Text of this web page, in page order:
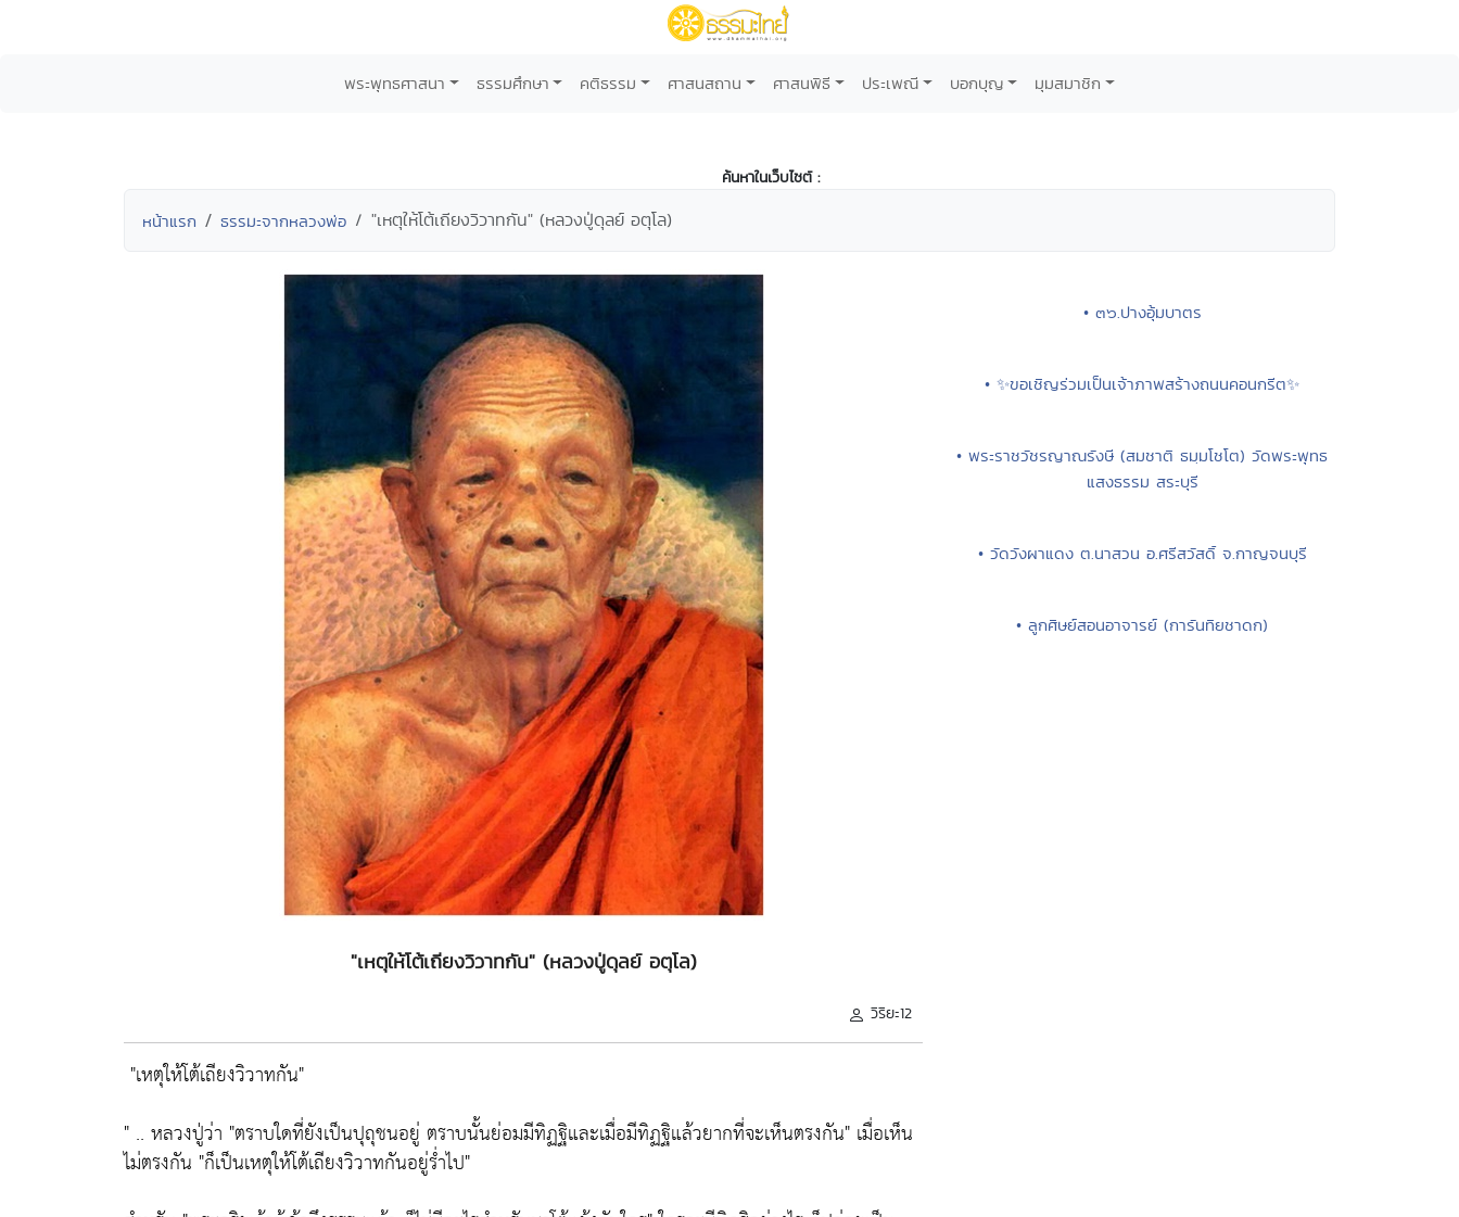
พระพุทธศาสนา ธรรมศึกษา คติธรรม ศาสนสถาน ศาสนพิธี ประเพณี บอกบุญ มุมสมาชิก
ค้นหาในเว็บไซต์ :
หน้าแรก ธรรมะจากหลวงพ่อ "เหตุให้โต้เถียงวิวาทกัน" (หลวงปู่ดุลย์ อตุโล)
"เหตุให้โต้เถียงวิวาทกัน" (หลวงปู่ดุลย์ อตุโล)
วิริยะ12
"เหตุให้โต้เถียงวิวาทกัน"
" .. หลวงปู่ว่า "ตราบใดที่ยังเป็นปุถุชนอยู่ ตราบนั้นย่อมมีทิฏฐิและเมื่อมีทิฏฐิแล้วยากที่จะเห็นตรงกัน" เมื่อเห็น
ไม่ตรงกัน "ก็เป็นเหตุให้โต้เถียงวิวาทกันอยู่ร่ำไป"
• ๓๖.ปางอุ้มบาตร
• ✨ขอเชิญร่วมเป็นเจ้าภาพสร้างถนนคอนกรีต✨
• พระราชวัชรญาณรังษี (สมชาติ ธมฺมโชโต) วัดพระพุทธ
แสงธรรม สระบุรี
• วัดวังผาแดง ต.นาสวน อ.ศรีสวัสดิ์ จ.กาญจนบุรี
• ลูกศิษย์สอนอาจารย์ (การันทิยชาดก)